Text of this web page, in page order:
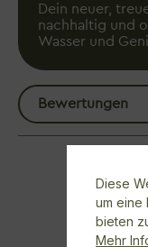
Dein neuer,
nachhaltig und
Wasser und
Bewertungen
Diese
um eine
bieten
Mehr